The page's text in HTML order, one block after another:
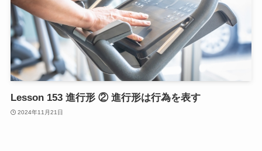
Lesson 153 進行形 ② 進行形は行為を表す
2024年11月21日